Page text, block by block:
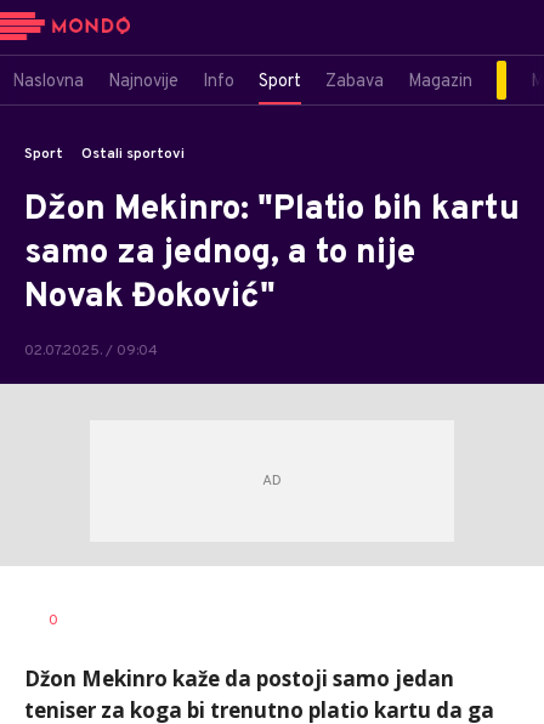
Naslovna Najnovije Info Sport Zabava Magazin
Sport Ostali sportovi
Džon Mekinro: "Platio bih kartu
samo za jednog, a to nije
Novak Đoković"
02.07.2025. / 09:04
AUTOR
0
Džon Mekinro kaže da postoji samo jedan
teniser za koga bi trenutno platio kartu da ga